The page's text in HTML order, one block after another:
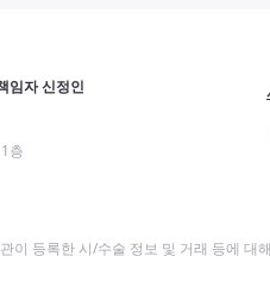
임자 신정인
층
이 등록한 시/수술 정보 및 거래 등에 대